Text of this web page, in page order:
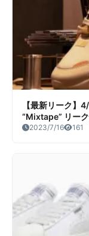
【最新リーク】
“Mixtape” リー
2023/7/16 161